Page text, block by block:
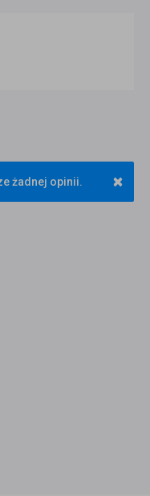
×
żadnej opinii.